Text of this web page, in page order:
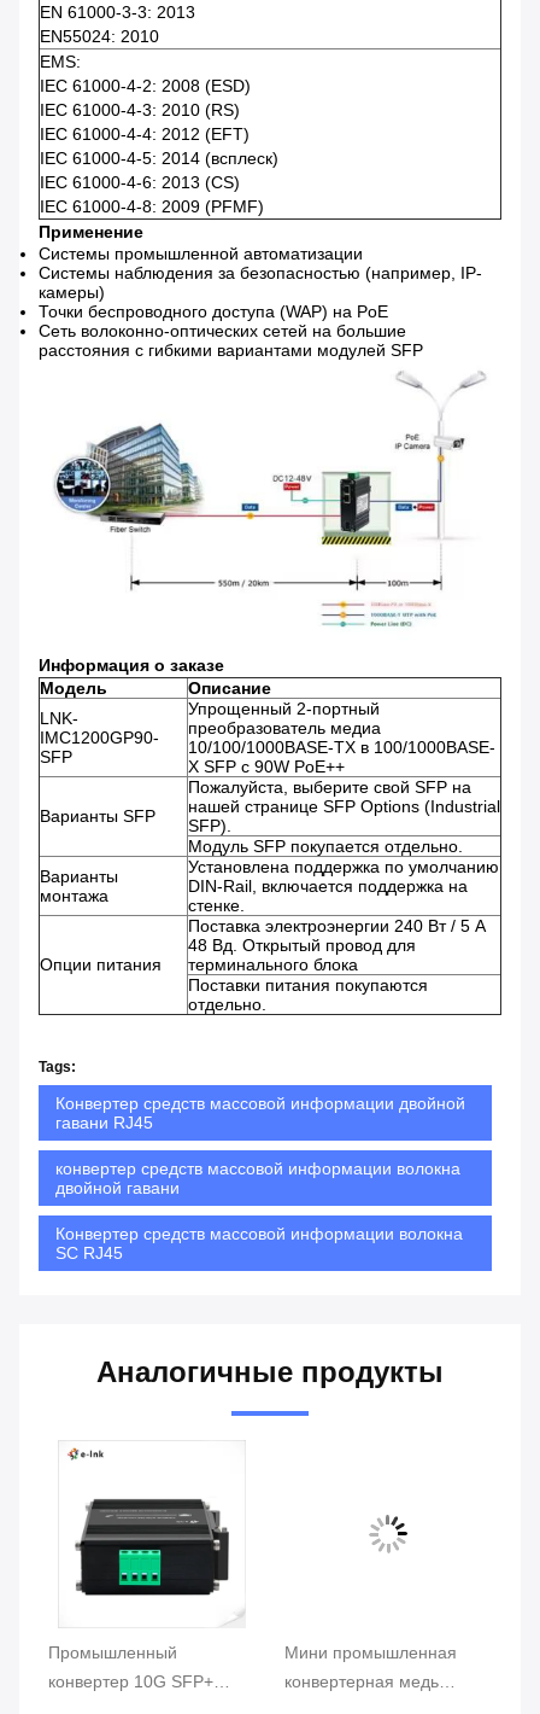
EN 61000-3-3: 2013
EN55024: 2010
EMS:
IEC 61000-4-2: 2008 (ESD)
IEC 61000-4-3: 2010 (RS)
IEC 61000-4-4: 2012 (EFT)
IEC 61000-4-5: 2014 (всплеск)
IEC 61000-4-6: 2013 (CS)
IEC 61000-4-8: 2009 (PFMF)
Применение
Системы промышленной автоматизации
Системы наблюдения за безопасностью (например, IP-
камеры)
Точки беспроводного доступа (WAP) на PoE
Сеть волоконно-оптических сетей на большие
расстояния с гибкими вариантами модулей SFP
Информация о заказе
Модель
Описание
LNK-
IMC1200GP90-
SFP
Упрощенный 2-портный
преобразователь медиа
10/100/1000BASE-TX в 100/1000BASE-
X SFP с 90W PoE++
Варианты SFP
Пожалуйста, выберите свой SFP на
нашей странице SFP Options (Industrial
SFP).
Модуль SFP покупается отдельно.
Варианты
монтажа
Установлена поддержка по умолчанию
DIN-Rail, включается поддержка на
стенке.
Опции питания
Поставка электроэнергии 240 Вт / 5 А
48 Вд. Открытый провод для
терминального блока
Поставки питания покупаются
отдельно.
Tags:
Конвертер средств массовой информации двойной
гавани RJ45
конвертер средств массовой информации волокна
двойной гавани
Конвертер средств массовой информации волокна
SC RJ45
Аналогичные продукты
Промышленный
конвертер 10G SFP+
Мини промышленная
конвертерная медь